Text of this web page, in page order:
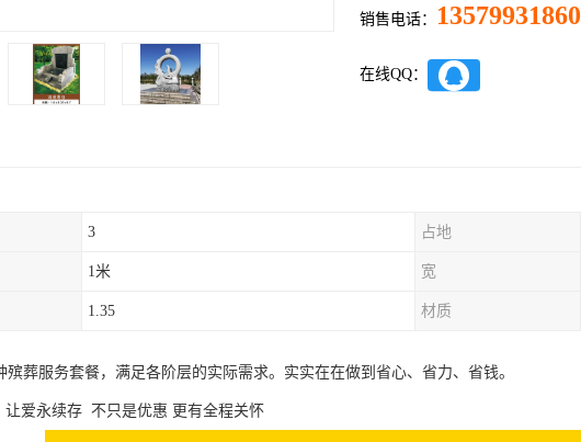
销售电话： 13579931860
在线QQ：
3 占地
1米 宽
1.35 材质
殡葬服务套餐，满足各阶层的实际需求。实实在在做到省心、省力、省钱。
爱永续存 不只是优惠 更有全程关怀